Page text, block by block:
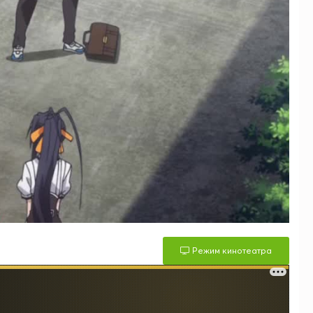
Режим кинотеатра